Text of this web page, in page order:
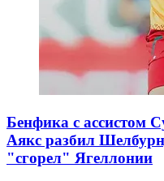
Бенфика с ассистом
Аякс разбил
"сгорел" Ягеллонии